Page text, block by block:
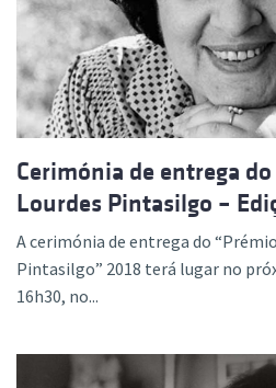
Cerimónia de entrega
Lourdes Pintasilgo –
A cerimónia de entrega do
Pintasilgo” 2018 terá lugar no
16h30, no...